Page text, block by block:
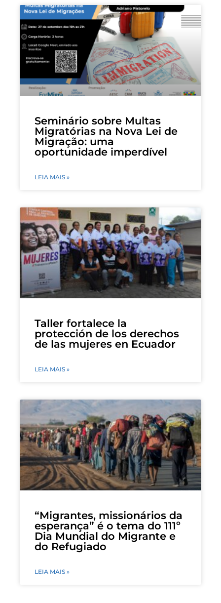
Seminário sobre Multas
Migratórias na Nova Lei de
Migração: uma
oportunidade imperdível
LEIA MAIS »
Taller fortalece la
protección de los derechos
de las mujeres en Ecuador
LEIA MAIS »
“Migrantes, missionários da
esperança” é o tema do 111º
Dia Mundial do Migrante e
do Refugiado
LEIA MAIS »